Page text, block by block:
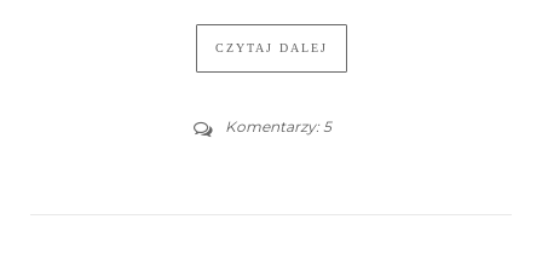
CZYTAJ DALEJ
Komentarzy: 5